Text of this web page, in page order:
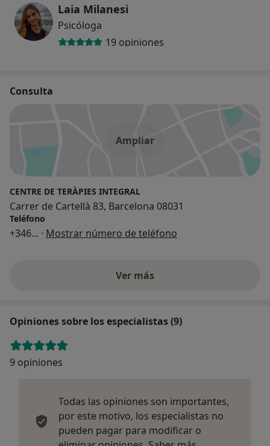
Laia Milanesi
Psicóloga
19 opiniones
Consulta
Ampliar
CENTRE DE TERÀPIES INTEGRAL
Carrer de Cartellà 83, Barcelona 08031
Teléfono
+346... · Mostrar número de teléfono
Ver más
Opiniones sobre los especialistas (9)
9 opiniones
Todas las opiniones son importantes,
por este motivo, los especialistas no
pueden pagar para modificar o